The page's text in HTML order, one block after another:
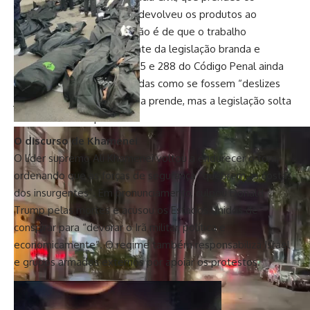
criminosos em flagrante e devolveu os produtos ao
estabelecimento, a sensação é de que o trabalho
investigativo se perde diante da legislação branda e
ultrapassada. Os artigos 155 e 288 do Código Penal ainda
tratam quadrilhas organizadas como se fossem “deslizes
juvenis”. Resultado: a polícia prende, mas a legislação solta
— e o ciclo se repete.
O discurso de Khamenei
O líder supremo Ali Khamenei voltou a endurecer o tom,
ordenando que as forças de segurança “quebrem as costas
dos insurgentes”. Em pronunciamento, culpou Donald
Trump pelas mortes e acusou os Estados Unidos de
conspirar para “devorar o Irã militar, política e
economicamente”. O regime também responsabiliza Israel
e grupos armados externos por apoiar os protestos.